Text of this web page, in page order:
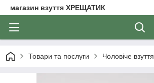
магазин взуття ХРЕЩАТИК
Товари та послуги Чоловіче взуття